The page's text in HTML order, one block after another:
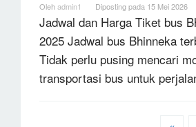
Olehadmin1 Diposting pada 15 Mei 2026
Jadwal dan Harga Tiket bus
2025 Jadwal bus Bhinneka
Tidak perlu pusing mencari
transportasi bus untuk